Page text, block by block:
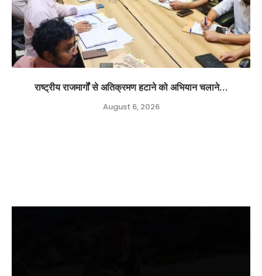
राष्ट्रीय राजमार्गों से अतिक्रमण हटाने को अभियान चलाने...
August 6, 2026